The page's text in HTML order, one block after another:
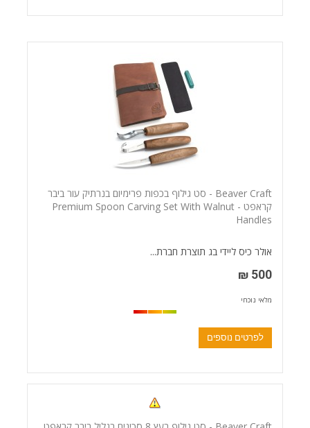
Beaver Craft - סט גילוף בכפות פרימיום בנרתיק עור ביבר
קראפט - Premium Spoon Carving Set With Walnut
Handles
אולר כיס ליידי בג תוצרת חברת...
500 ₪
מלאי נוכחי
לפרטים נוספים